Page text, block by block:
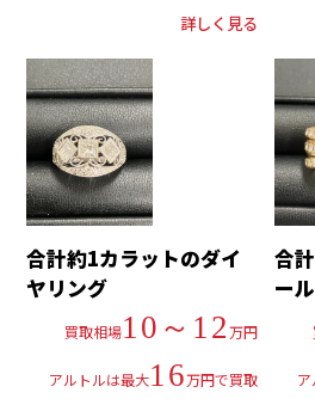
詳しく見る
合計約1カラットのダイ
ヤリング
買取相場10～12万円
アルトルは最大16万円で買取
合
ー